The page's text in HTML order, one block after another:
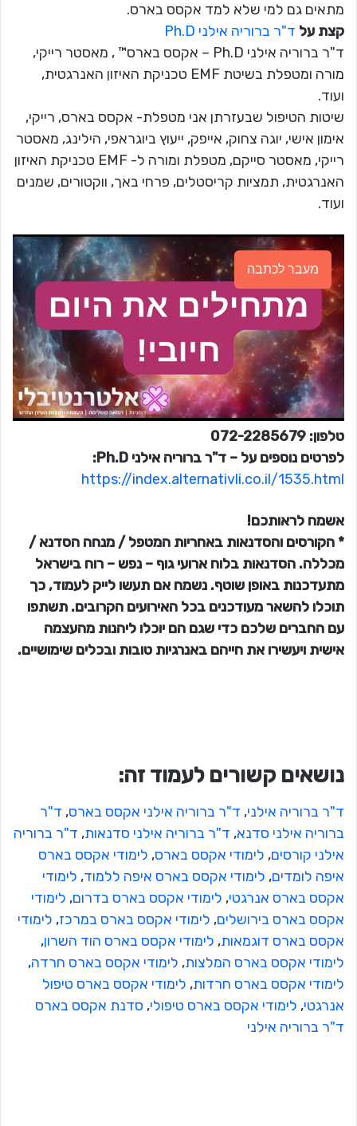
מתאים גם למי שלא למד אקסס בארס.
קצת על ד"ר ברוריה אילני Ph.D
ד"ר ברוריה אילני Ph.D – אקסס בארס™ , מאסטר רייקי,
מורה ומטפלת בשיטת EMF טכניקת האיזון האנרגטית,
ועוד.
שיטות הטיפול שבעזרתן אני מטפלת- אקסס בארס, רייקי,
אימון אישי, יוגה צחוק, אייפק, ייעוץ ביוגראפי, הילינג, מאסטר
רייקי, מאסטר סייקם, מטפלת ומורה ל- EMF טכניקת האיזון
האנרגטית, תמציות קריסטלים, פרחי באך, ווקטורים, שמנים
ועוד.
מעבר לכתבה
טלפון: 072-2285679
לפרטים נוספים על – ד"ר ברוריה אילני Ph.D:
https://index.alternativli.co.il/1535.html
אשמח לראותכם!
* הקורסים והסדנאות באחריות המטפל / מנחה הסדנא /
מכללה. הסדנאות בלוח ארועי גוף – נפש – רוח בישראל
מתעדכנות באופן שוטף. נשמח אם תעשו לייק לעמוד, כך
תוכלו להשאר מעודכנים בכל האירועים הקרובים. תשתפו
עם החברים שלכם כדי שגם הם יוכלו ליהנות מהעצמה
אישית ויעשירו את חייהם באנרגיות טובות ובכלים שימושיים.
נושאים קשורים לעמוד זה:
ד"ר ברוריה אילני, ד"ר ברוריה אילני אקסס בארס, ד"ר
ברוריה אילני סדנא, ד"ר ברוריה אילני סדנאות, ד"ר ברוריה
אילני קורסים, לימודי אקסס בארס, לימודי אקסס בארס
איפה לומדים, לימודי אקסס בארס איפה ללמוד, לימודי
אקסס בארס אנרגטי, לימודי אקסס בארס בדרום, לימודי
אקסס בארס בירושלים, לימודי אקסס בארס במרכז, לימודי
אקסס בארס דוגמאות, לימודי אקסס בארס הוד השרון,
לימודי אקסס בארס המלצות, לימודי אקסס בארס חרדה,
לימודי אקסס בארס חרדות, לימודי אקסס בארס טיפול
אנרגטי, לימודי אקסס בארס טיפולי, סדנת אקסס בארס
ד"ר ברוריה אילני